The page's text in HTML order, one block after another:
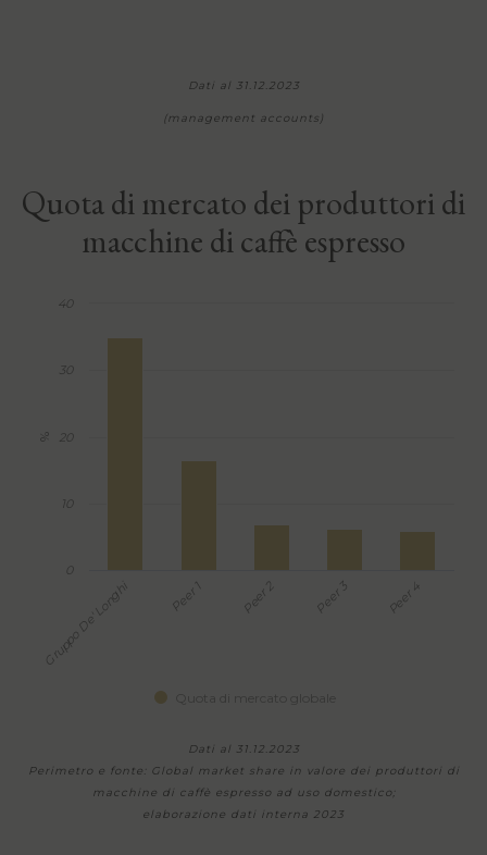
Dati al 31.12.2023
(management accounts)
Quota di mercato dei produttori di
macchine di caffè espresso
%
Gruppo De' Longhi Peer 1 Peer 2 Peer 3 Peer 4
0
10
20
30
40
Dati al 31.12.2023
Perimetro e fonte: Global market share in valore dei produttori di
macchine di caffè espresso ad uso domestico;
elaborazione dati interna 2023